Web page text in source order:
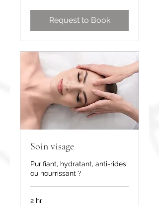
Request to Book
Soin visage
Purifiant, hydratant, anti-rides
ou nourrissant ?
2 hr